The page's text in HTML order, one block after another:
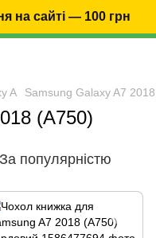
на сайті — 100 грн
A Samsung Galaxy A7
(A750)
За популярністю